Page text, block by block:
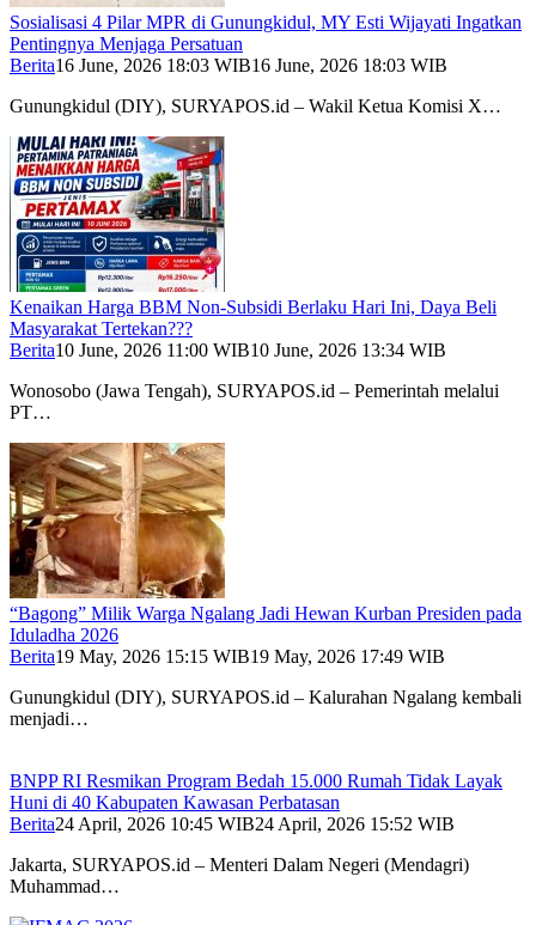
Sosialisasi 4 Pilar MPR di Gunungkidul, MY Esti Wijayati Ingatkan
Pentingnya Menjaga Persatuan
Berita16 June, 2026 18:03 WIB16 June, 2026 18:03 WIB
Gunungkidul (DIY), SURYAPOS.id – Wakil Ketua Komisi X…
Kenaikan Harga BBM Non-Subsidi Berlaku Hari Ini, Daya Beli
Masyarakat Tertekan???
Berita10 June, 2026 11:00 WIB10 June, 2026 13:34 WIB
Wonosobo (Jawa Tengah), SURYAPOS.id – Pemerintah melalui
PT…
“Bagong” Milik Warga Ngalang Jadi Hewan Kurban Presiden pada
Iduladha 2026
Berita19 May, 2026 15:15 WIB19 May, 2026 17:49 WIB
Gunungkidul (DIY), SURYAPOS.id – Kalurahan Ngalang kembali
menjadi…
BNPP RI Resmikan Program Bedah 15.000 Rumah Tidak Layak
Huni di 40 Kabupaten Kawasan Perbatasan
Berita24 April, 2026 10:45 WIB24 April, 2026 15:52 WIB
Jakarta, SURYAPOS.id – Menteri Dalam Negeri (Mendagri)
Muhammad…